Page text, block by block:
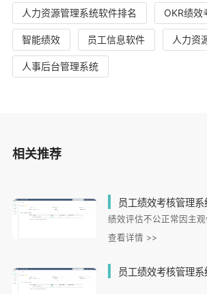
人力资源管理系统软件排名 OKR绩效
智能绩效 员工信息软件 人力资
人事后台管理系统
相关推荐
员工绩效考核管理系统如何解决
查看详情 >>
员工绩效考核管理系统如何优